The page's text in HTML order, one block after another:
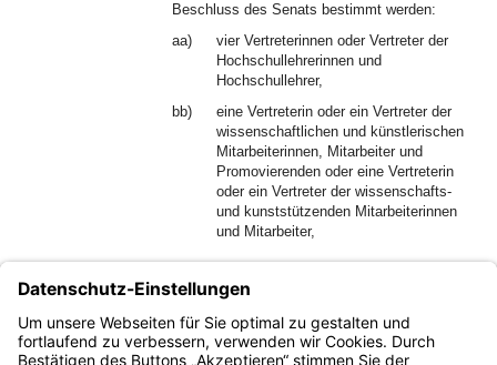
Beschluss des Senats bestimmt werden:
aa)
vier Vertreterinnen oder Vertreter der
Hochschullehrerinnen und
Hochschullehrer,
bb)
eine Vertreterin oder ein Vertreter der
wissenschaftlichen und künstlerischen
Mitarbeiterinnen, Mitarbeiter und
Promovierenden oder eine Vertreterin
oder ein Vertreter der wissenschafts-
und kunststützenden Mitarbeiterinnen
und Mitarbeiter,
Studierenden und
2. sieben nicht hochschulangehörige Mitglieder.